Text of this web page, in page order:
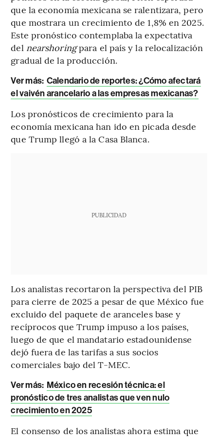
que la economía mexicana se ralentizara, pero
que mostrara un crecimiento de 1,8% en 2025.
Este pronóstico contemplaba la expectativa
del nearshoringpara el país y la relocalización
gradual de la producción.
Ver más: Calendario de reportes: ¿Cómo afectará
el vaivén arancelario a las empresas mexicanas?
Los pronósticos de crecimiento para la
economía mexicana han ido en picada desde
que Trump llegó a la Casa Blanca.
PUBLICIDAD
Los analistas recortaron la perspectiva del PIB
para cierre de 2025 a pesar de que México fue
excluido del paquete de aranceles base y
recíprocos que Trump impuso a los países,
luego de que el mandatario estadounidense
dejó fuera de las tarifas a sus socios
comerciales bajo del T-MEC.
Ver más: México en recesión técnica: el
pronóstico de tres analistas que ven nulo
crecimiento en 2025
El consenso de los analistas ahora estima que